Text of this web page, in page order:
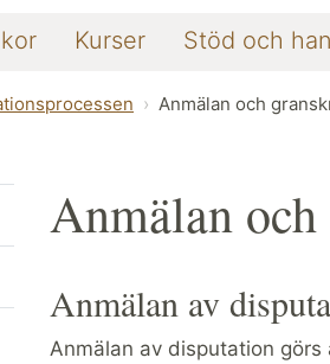
Kurser Stöd och
Anmälan och
Anmälan
Anmälan av
Anmälan av disputation